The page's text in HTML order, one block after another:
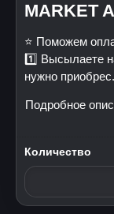
MARKET
⭐️ Поможем
1️⃣ Высылаете
нужно
Подробное
Количество